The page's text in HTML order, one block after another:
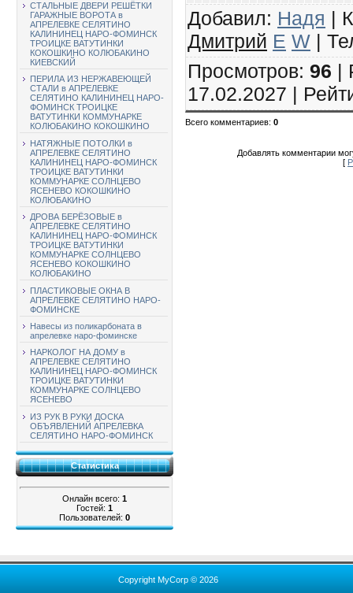
СТАЛЬНЫЕ ДВЕРИ РЕШЁТКИ
ГАРАЖНЫЕ ВОРОТА в
АПРЕЛЕВКЕ СЕЛЯТИНО
КАЛИНИНЕЦ НАРО-ФОМИНСК
ТРОИЦКЕ ВАТУТИНКИ
КОКОШКИНО КОЛЮБАКИНО
КИЕВСКИЙ
ПЕРИЛА ИЗ НЕРЖАВЕЮЩЕЙ
СТАЛИ в АПРЕЛЕВКЕ
СЕЛЯТИНО КАЛИНИНЕЦ НАРО-
ФОМИНСК ТРОИЦКЕ
ВАТУТИНКИ КОММУНАРКЕ
КОЛЮБАКИНО КОКОШКИНО
НАТЯЖНЫЕ ПОТОЛКИ в
АПРЕЛЕВКЕ СЕЛЯТИНО
КАЛИНИНЕЦ НАРО-ФОМИНСК
ТРОИЦКЕ ВАТУТИНКИ
КОММУНАРКЕ СОЛНЦЕВО
ЯСЕНЕВО КОКОШКИНО
КОЛЮБАКИНО
ДРОВА БЕРЁЗОВЫЕ в
АПРЕЛЕВКЕ СЕЛЯТИНО
КАЛИНИНЕЦ НАРО-ФОМИНСК
ТРОИЦКЕ ВАТУТИНКИ
КОММУНАРКЕ СОЛНЦЕВО
ЯСЕНЕВО КОКОШКИНО
КОЛЮБАКИНО
ПЛАСТИКОВЫЕ ОКНА В
АПРЕЛЕВКЕ СЕЛЯТИНО НАРО-
ФОМИНСКЕ
Навесы из поликарбоната в
апрелевке наро-фоминске
НАРКОЛОГ НА ДОМУ в
АПРЕЛЕВКЕ СЕЛЯТИНО
КАЛИНИНЕЦ НАРО-ФОМИНСК
ТРОИЦКЕ ВАТУТИНКИ
КОММУНАРКЕ СОЛНЦЕВО
ЯСЕНЕВО
ИЗ РУК В РУКИ ДОСКА
ОБЪЯВЛЕНИЙ АПРЕЛЕВКА
СЕЛЯТИНО НАРО-ФОМИНСК
Статистика
Онлайн всего: 1
Гостей: 1
Пользователей: 0
Добавил: Надя |
Дмитрий E W |
Просмотров: 96 |
17.02.2027 |
Всего комментариев: 0
Добавлять комментарии
[
Copyright MyCorp © 2026